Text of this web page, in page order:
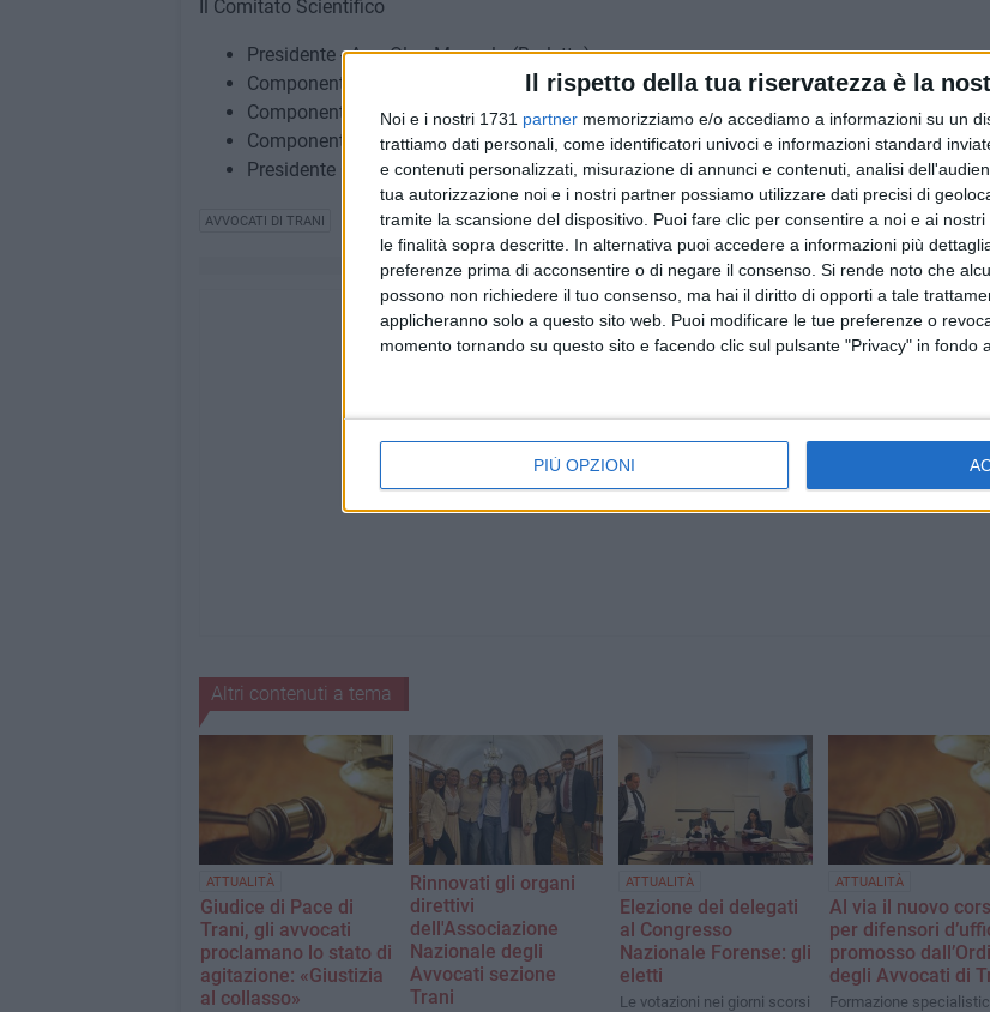
Il rispetto della tua riservatezza è la
Noi e i nostri 1731 partner memorizziamo e/o accediamo a informazioni su un
trattiamo dati personali, come identificatori univoci e informazioni standard
e contenuti personalizzati, misurazione di annunci e contenuti, analisi
tua autorizzazione noi e i nostri partner possiamo utilizzare dati precisi di
tramite la scansione del dispositivo. Puoi fare clic per consentire a noi e ai
le finalità sopra descritte. In alternativa puoi accedere a informazioni più
preferenze prima di acconsentire o di negare il consenso. Si rende noto che
possono non richiedere il tuo consenso, ma hai il diritto di opporti a tale
applicheranno solo a questo sito web. Puoi modificare le tue preferenze o
momento tornando su questo sito e facendo clic sul pulsante "Privacy" in fondo
PIÙ OPZIONI
Il Comitato Scientifico
Presidente - Avv. Olga Mascolo (Barletta)
Componente - Avv. Nicola Zecchillo (Trani)
Componente - Avv. Valentina Gesmundo (Terlizzi)
Componente - Avv. Dario Galantino (Bisceglie)
Presidente Onorario - Avv. Marianna Tiziana Belsito (Molfetta).
AVVOCATI DI TRANI
Altri contenuti a tema
ATTUALITÀ
Giudice di Pace di
Trani, gli avvocati
proclamano lo stato di
agitazione: «Giustizia
al collasso»
Rinnovati gli organi
direttivi
dell'Associazione
Nazionale degli
Avvocati sezione
Trani
ATTUALITÀ
Elezione dei delegati
al Congresso
Nazionale Forense: gli
eletti
Le votazioni nei giorni scorsi
ATTUALITÀ
Al via il nuovo
per difensori
promosso
degli Avvocati di
Formazione